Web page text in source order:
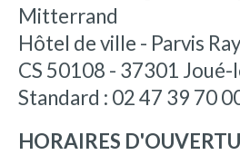
Mitterrand
Hôtel de ville - Parvis
CS 50108 - 37301 Joué-
Standard : 02 47 39 70
HORAIRES